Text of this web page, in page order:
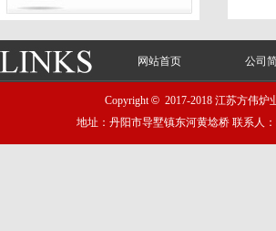
网站首页 公司
Copyright© 2017-2018 江苏方伟炉
地址：丹阳市导墅镇东河黄埝桥 联系人：